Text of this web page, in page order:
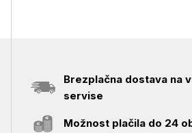
Brezplačna dostava na
servise
Možnost plačila do 24